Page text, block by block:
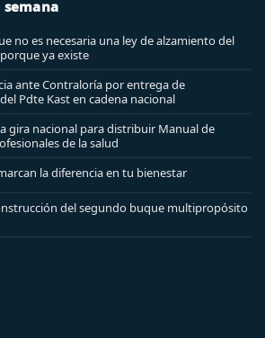
semana
no es necesaria una ley de alzamiento del
ya existe
ante Contraloría por entrega de
Pdte Kast en cadena nacional
gira nacional para distribuir Manual de
de la salud
la diferencia en tu bienestar
del segundo buque multipropósito